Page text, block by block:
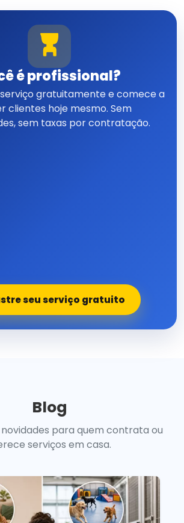
é profissional?
gratuitamente e comece a
clientes hoje mesmo. Sem
sem taxas por contratação.
seu serviço gratuito
Blog
novidades para quem contrata ou
serviços em casa.